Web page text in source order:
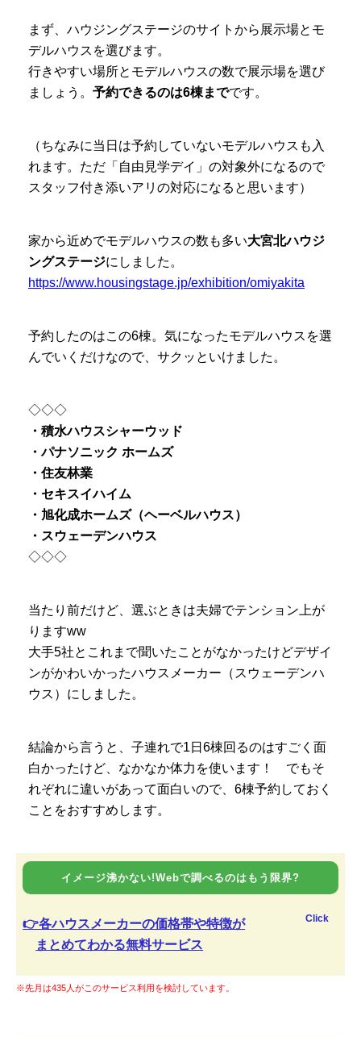
まず、ハウジングステージのサイトから展示場とモ
デルハウスを選びます。
行きやすい場所とモデルハウスの数で展示場を選び
ましょう。 予約できるのは6棟までです。
（ちなみに当日は予約していないモデルハウスも入
れます。ただ「自由見学デイ」の対象外になるので
スタッフ付き添いアリの対応になると思います）
家から近めでモデルハウスの数も多い大宮北ハウジ
ングステージにしました。
https://www.housingstage.jp/exhibition/omiyakita
予約したのはこの6棟。気になったモデルハウスを選
んでいくだけなので、サクッといけました。
◇◇◇
・積水ハウスシャーウッド
・パナソニック ホームズ
・住友林業
・セキスイハイム
・旭化成ホームズ（ヘーベルハウス）
・スウェーデンハウス
◇◇◇
当たり前だけど、選ぶときは夫婦でテンション上が
りますww
大手5社とこれまで聞いたことがなかったけどデザイ
ンがかわいかったハウスメーカー（スウェーデンハ
ウス）にしました。
結論から言うと、子連れで1日6棟回るのはすごく面
白かったけど、なかなか体力を使います！ でもそ
れぞれに違いがあって面白いので、6棟予約しておく
ことをおすすめします。
イメージ沸かない!Webで調べるのはもう限界?
👉各ハウスメーカーの価格帯や特徴が
まとめてわかる無料サービス
Click
※先月は435人がこのサービス利用を検討しています。